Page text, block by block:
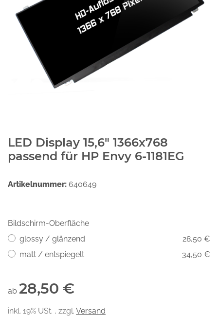
LED Display 15,6" 1366x768
passend für HP Envy 6-1181EG
Artikelnummer: 640649
Bildschirm-Oberfläche
glossy / glänzend
28,50 €
matt / entspiegelt
34,50 €
ab 28,50 €
inkl. 19% USt. , zzgl. Versand